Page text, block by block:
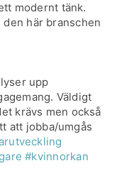
modernt tänk.
den här branschen
upp
Väldigt
krävs men också
att jobba/umgås
#kvinnorkan